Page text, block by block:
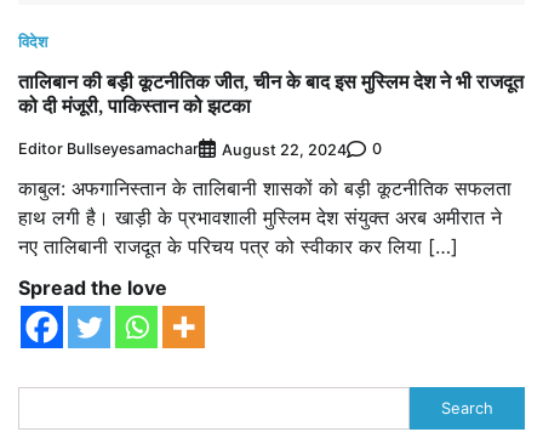
विदेश
तालिबान की बड़ी कूटनीतिक जीत, चीन के बाद इस मुस्लिम देश ने भी राजदूत
को दी मंजूरी, पाकिस्‍तान को झटका
Editor Bullseyesamachar August 22, 2024 0
काबुल: अफगानिस्‍तान के तालिबानी शासकों को बड़ी कूटनीतिक सफलता
हाथ लगी है। खाड़ी के प्रभावशाली मुस्लिम देश संयुक्‍त अरब अमीरात ने
नए तालिबानी राजदूत के परिचय पत्र को स्‍वीकार कर‍ लिया […]
Spread the love
Search